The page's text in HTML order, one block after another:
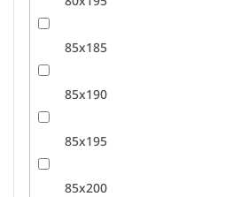
85x185
85x190
85x195
85x200